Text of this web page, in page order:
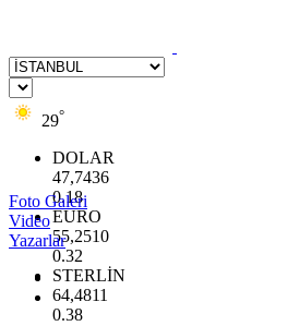
29°
DOLAR
47,7436
0.18
EURO
55,2510
0.32
STERLİN
64,4811
0.38
Foto Galeri
Video
Yazarlar